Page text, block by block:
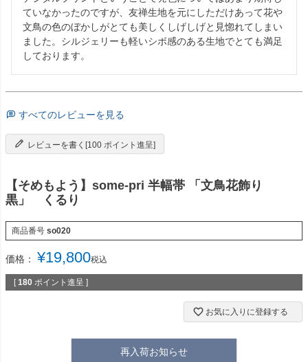
ていなかったのですが、友禅生地を元にしただけあって花や
文鳥の色のぼかしがとても美しくしげしげと見惚れてしまい
ました。シルジェリーも軽いシボ感のある生地でとても満足
しております。
すべてのレビューを見る
レビューを書く[100 ポイント進呈]
【そめもよう】some-pri 半幅帯 「文鳥花飾り
黒」 くるり
商品番号 so020
価格： ¥19,800税込
[ 180 ポイント進呈 ]
お気に入りに登録する
再入荷お知らせ